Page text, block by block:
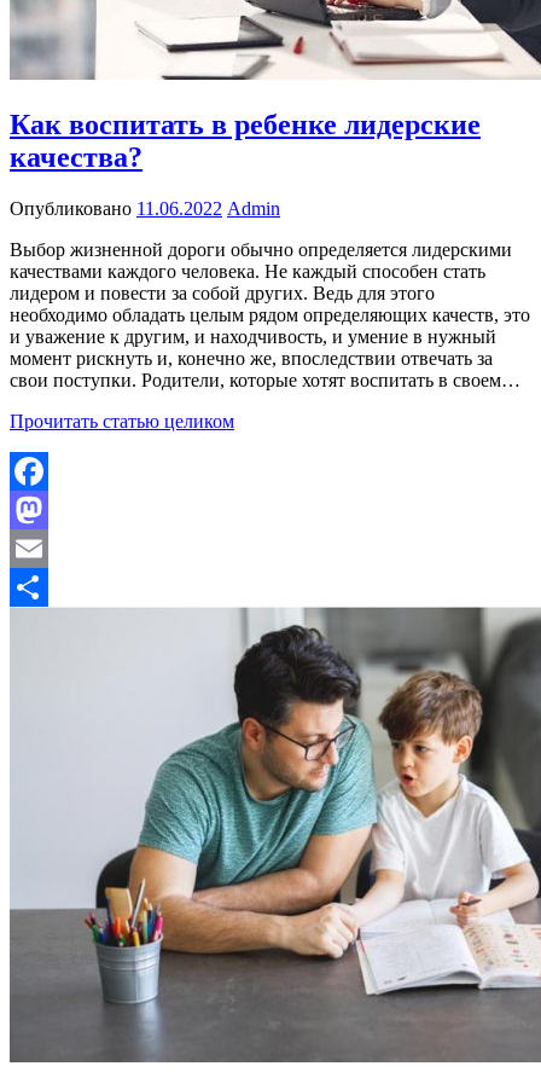
Как воспитать в ребенке лидерские
качества?
Опубликовано 11.06.2022 Admin
Выбор жизненной дороги обычно определяется лидерскими
качествами каждого человека. Не каждый способен стать
лидером и повести за собой других. Ведь для этого
необходимо обладать целым рядом определяющих качеств, это
и уважение к другим, и находчивость, и умение в нужный
момент рискнуть и, конечно же, впоследствии отвечать за
свои поступки. Родители, которые хотят воспитать в своем…
Прочитать статью целиком
Facebook
Mastodon
Email